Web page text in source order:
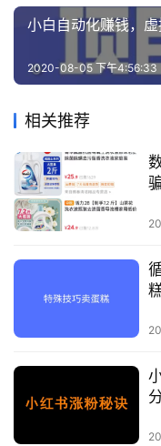
小白自动化赚钱，
2020-08-05 下午4:56:33
相关推荐